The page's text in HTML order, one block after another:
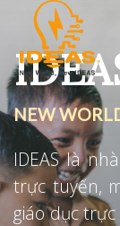
NEW
IDEAS là
trực tuyến,
giáo dục